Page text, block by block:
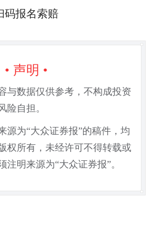
码报名索赔
• 声明 •
与数据仅供参考，不构成投资
险自担。
源为“大众证券报”的稿件，均
权所有，未经许可不得转载或
注明来源为“大众证券报”。